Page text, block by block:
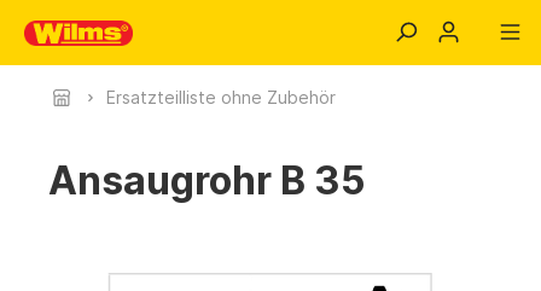
Ersatzteilliste ohne Zubehör
Ansaugrohr B 35